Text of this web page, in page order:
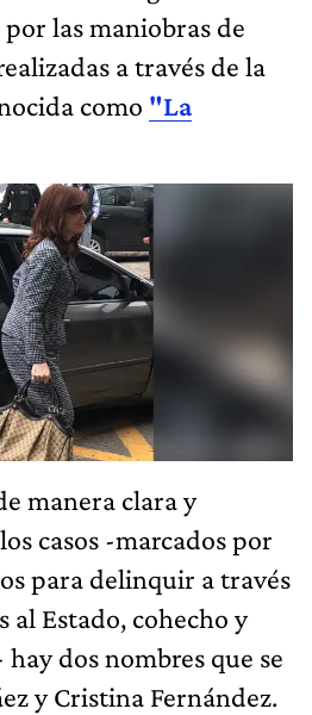
las maniobras de
a través de la
como "La
manera clara y
casos -marcados por
para delinquir a través
al Estado, cohecho y
dos nombres que se
y Cristina Fernández.